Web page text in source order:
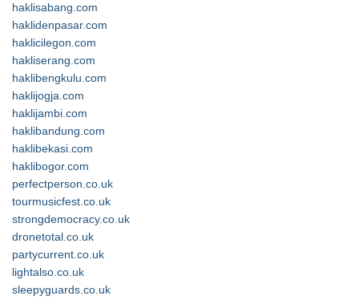
haklisabang.com
haklidenpasar.com
haklicilegon.com
hakliserang.com
haklibengkulu.com
haklijogja.com
haklijambi.com
haklibandung.com
haklibekasi.com
haklibogor.com
perfectperson.co.uk
tourmusicfest.co.uk
strongdemocracy.co.uk
dronetotal.co.uk
partycurrent.co.uk
lightalso.co.uk
sleepyguards.co.uk